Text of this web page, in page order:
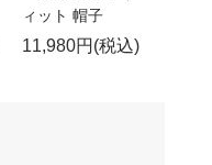
ィット 帽子
11,980円(税込)